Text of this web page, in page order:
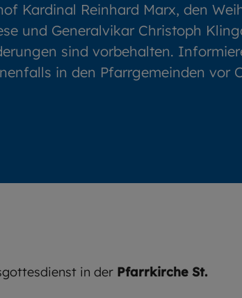
Kardinal Reinhard Marx, den
und Generalvikar Christoph
sind vorbehalten.
in den Pfarrgemeinden vor
in der Pfarrkirche St.